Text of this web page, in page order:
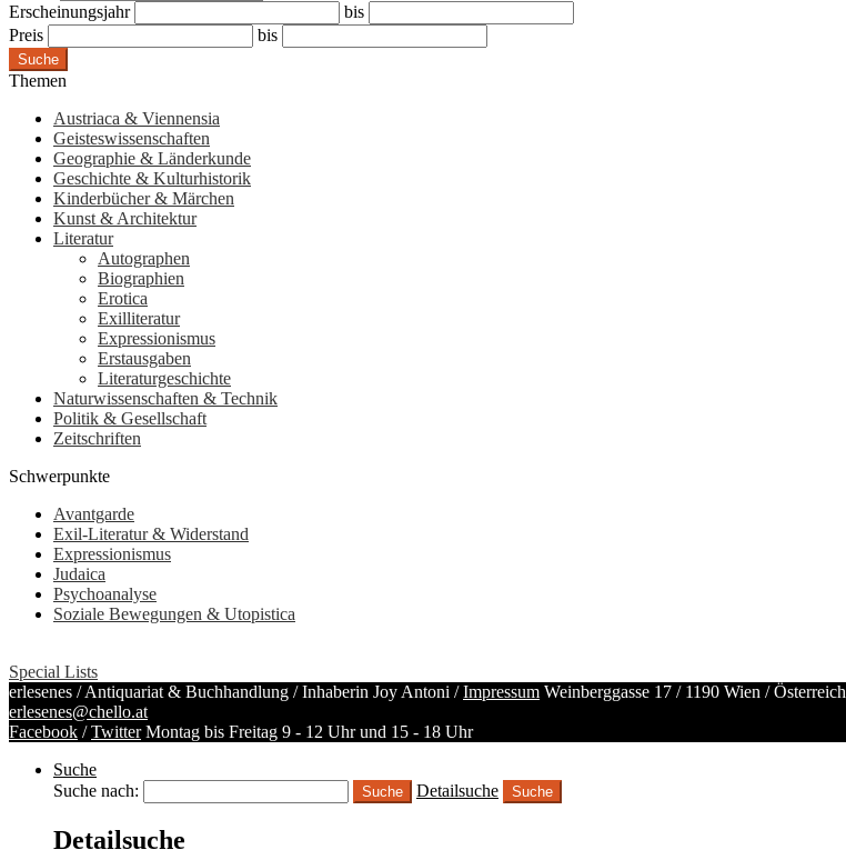
Erscheinungsjahr
bis
Preis
bis
Suche
Themen
Austriaca & Viennensia
Geisteswissenschaften
Geographie & Länderkunde
Geschichte & Kulturhistorik
Kinderbücher & Märchen
Kunst & Architektur
Literatur
Autographen
Biographien
Erotica
Exilliteratur
Expressionismus
Erstausgaben
Literaturgeschichte
Naturwissenschaften & Technik
Politik & Gesellschaft
Zeitschriften
Schwerpunkte
Avantgarde
Exil-Literatur & Widerstand
Expressionismus
Judaica
Psychoanalyse
Soziale Bewegungen & Utopistica
Special Lists
erlesenes / Antiquariat & Buchhandlung / Inhaberin Joy Antoni /Impressum Weinberggasse 17 / 1190 Wien / Österreich
erlesenes@chello.at
Facebook /Twitter Montag bis Freitag 9 - 12 Uhr und 15 - 18 Uhr
Suche
Suche nach:
Detailsuche Suche
Detailsuche